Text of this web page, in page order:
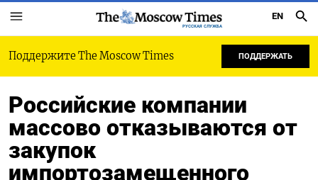
РУССКАЯ СЛУЖБА
EN
Поддержите The Moscow Times ПОДДЕРЖАТЬ
Российские компании
массово отказываются от
закупок
импортозамещенного